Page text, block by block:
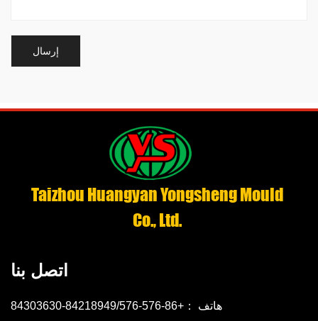
Taizhou Huangyan Yongsheng Mould
Co., Ltd.
اتصل بنا
هاتف ：+86-576-84218949/576-84303630